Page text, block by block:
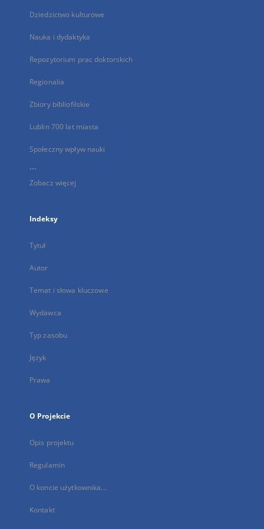
Dziedzictwo kulturowe
Nauka i dydaktyka
Repozytorium prac doktorskich
Regionalia
Zbiory bibliofilskie
Lublin 700 lat miasta
Społeczny wpływ nauki
...
Zobacz więcej
Indeksy
Tytuł
Autor
Temat i słowa kluczowe
Wydawca
Typ zasobu
Język
Prawa
O Projekcie
Opis projektu
Regulamin
O koncie użytkownika...
Kontakt